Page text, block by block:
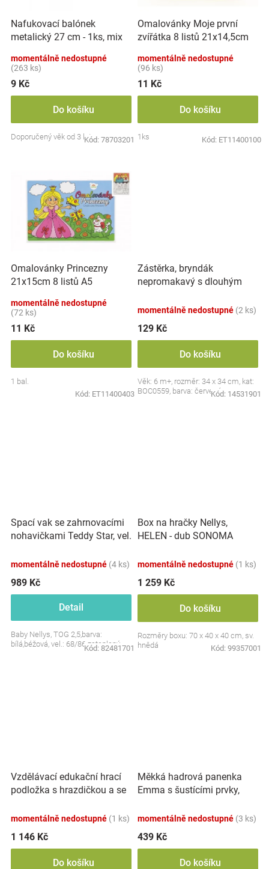
Hračkářství
ůo
d
u
k
ů
Nafukovací balónek
metalický 27 cm - 1ks, mix
momentálně nedostupné
(263 ks)
9 Kč
Do košíku
Doporučený věk od 3 letKód: 78703201
Omalovánky Moje první
zvířátka 8 listů 21x14,5cm
momentálně nedostupné
(96 ks)
11 Kč
Do košíku
1ks Kód: ET11400100
Omalovánky Princezny
21x15cm 8 listů A5
momentálně nedostupné
(72 ks)
11 Kč
Do košíku
1 bal.
Kód: ET11400403
Zástěrka, bryndák
nepromakavý s dlouhým
momentálně nedostupné (2 ks)
129 Kč
Do košíku
Věk: 6 m+, rozměr: 34 x 34 cm, kat:
BOC0559, barva: červená
Kód: 14531901
Spací vak se zahrnovacími
nohavičkami Teddy Star, vel.
momentálně nedostupné (4 ks)
989 Kč
Detail
Baby Nellys, TOG 2,5,barva:
bílá,béžová, vel.: 68/86 zateplený
Kód: 82481701
Box na hračky Nellys,
HELEN - dub SONOMA
momentálně nedostupné (1 ks)
1 259 Kč
Do košíku
Rozměry boxu: 70 x 40 x 40 cm, sv.
hnědá
Kód: 99357001
Vzdělávací edukační hrací
podložka s hrazdičkou a se
momentálně nedostupné (1 ks)
1 146 Kč
Do košíku
Měkká hadrová panenka
Emma s šustícími prvky,
momentálně nedostupné (3 ks)
439 Kč
Do košíku